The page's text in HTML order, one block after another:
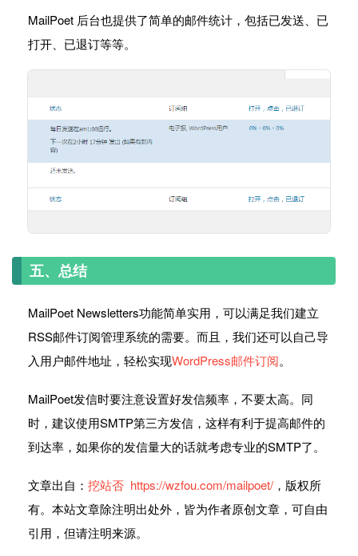
MailPoet 后台也提供了简单的邮件统计，包括已发送、已
打开、已退订等等。
五、总结
MailPoet Newsletters功能简单实用，可以满足我们建立
RSS邮件订阅管理系统的需要。而且，我们还可以自己导
入用户邮件地址，轻松实现WordPress邮件订阅。
MailPoet发信时要注意设置好发信频率，不要太高。同
时，建议使用SMTP第三方发信，这样有利于提高邮件的
到达率，如果你的发信量大的话就考虑专业的SMTP了。
文章出自： 挖站否 https://wzfou.com/mailpoet/ ，版权所
有。本站文章除注明出处外，皆为作者原创文章，可自由
引用，但请注明来源。